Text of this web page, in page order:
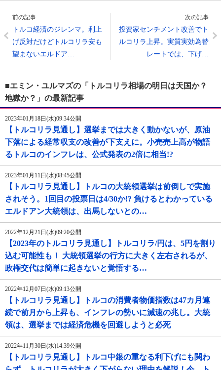
前の記事
トルコ経済のジレンマ。利上
げ反対だけどトルコリラ安も
望まないエルドア…
次の記事
投資家センチメント改善でト
ルコリラ上昇。実質実効為替
レートでは、下げ…
■エミン・ユルマズの「トルコリラ相場の明日は天国か？
地獄か？」の最新記事
2023年01月18日(水)09:34公開
【トルコリラ見通し】選挙までは大きく動かないが、原油
下落による経常収支の改善が下支えに。小売売上高が物語
るトルコのインフレは、公式発表の2倍に相当!?
2023年01月11日(水)08:45公開
【トルコリラ見通し】トルコの大統領選挙は前倒しで実施
されそう。1回目の投票日は4/30か!? 負けるとわかっている
エルドアン大統領は、出馬しないとの…
2022年12月21日(水)09:20公開
【2023年のトルコリラ見通し】トルコリラ/円は、5円を割り
込む可能性も！ 大統領選挙の行方に大きく左右されるが、
政権交代は簡単に起きないと覚悟する…
2022年12月07日(水)09:13公開
【トルコリラ見通し】トルコの消費者物価指数は47カ月連
続で前月から上昇も、インフレの勢いに減速の兆し。大統
領は、選挙までは経済危機を回避しようと必死
2022年11月30日(水)14:39公開
【トルコリラ見通し】トルコ中銀の重なる利下げにも関わ